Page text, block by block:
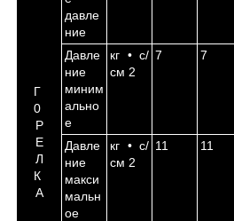
Г
0
Р
Е
Л
К
А
давле
ние
Давле
ние
миним
ально
е
кг • с/
см 2
7 7
Давле
ние
макси
мальн
ое
кг • с/
см 2
11 11